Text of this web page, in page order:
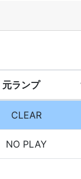
元ランプ
CLEAR
NO PLAY